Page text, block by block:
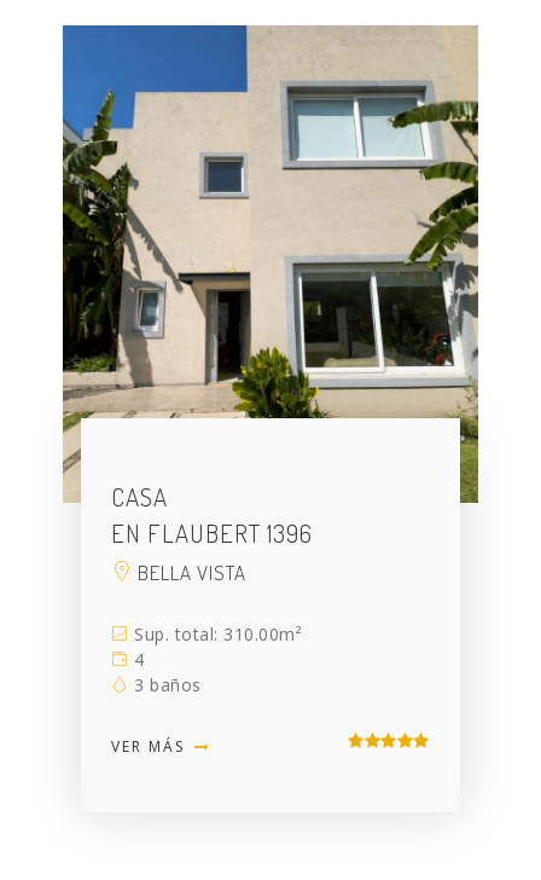
CASA
EN FLAUBERT 1396
BELLA VISTA
Sup. total: 310.00m²
4
3 baños
VER MÁS